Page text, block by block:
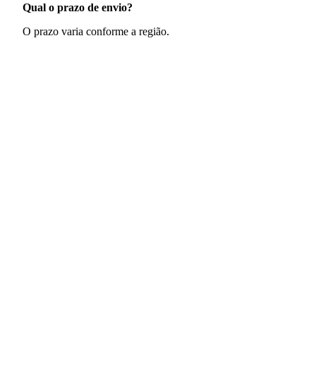
Qual o prazo de envio?
O prazo varia conforme a região.